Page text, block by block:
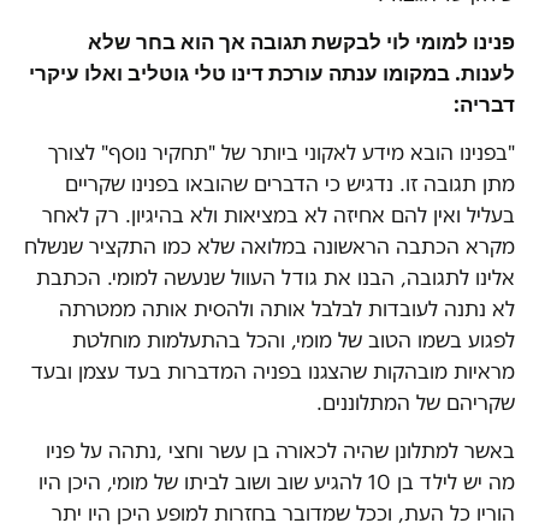
פנינו למומי לוי לבקשת תגובה אך הוא בחר שלא
לענות. במקומו ענתה עורכת דינו טלי גוטליב ואלו עיקרי
דבריה:
"בפנינו הובא מידע לאקוני ביותר של "תחקיר נוסף" לצורך
מתן תגובה זו. נדגיש כי הדברים שהובאו בפנינו שקריים
בעליל ואין להם אחיזה לא במציאות ולא בהיגיון. רק לאחר
מקרא הכתבה הראשונה במלואה שלא כמו התקציר שנשלח
אלינו לתגובה, הבנו את גודל העוול שנעשה למומי. הכתבת
לא נתנה לעובדות לבלבל אותה ולהסית אותה ממטרתה
לפגוע בשמו הטוב של מומי, והכל בהתעלמות מוחלטת
מראיות מובהקות שהצגנו בפניה המדברות בעד עצמן ובעד
שקריהם של המתלוננים.
באשר למתלונן שהיה לכאורה בן עשר וחצי ,נתהה על פניו
מה יש לילד בן 10 להגיע שוב ושוב לביתו של מומי, היכן היו
הוריו כל העת, וככל שמדובר בחזרות למופע היכן היו יתר